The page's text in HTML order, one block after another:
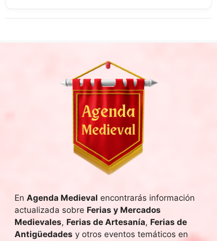
En Agenda Medieval encontrarás información
actualizada sobre Ferias y Mercados
Medievales, Ferias de Artesanía, Ferias de
Antigüedades y otros eventos temáticos en